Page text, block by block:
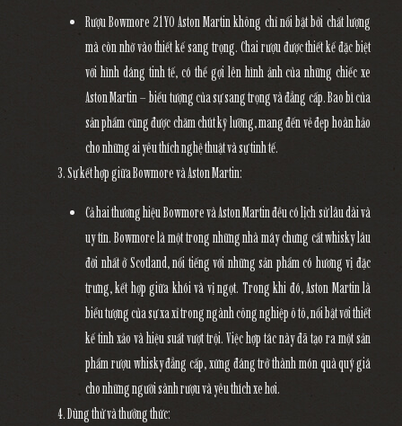
Rượu Bowmore 21YO Aston Martin không chỉ nổi bật bởi chất lượng
mà còn nhờ vào thiết kế sang trọng. Chai rượu được thiết kế đặc biệt
với hình dáng tinh tế, có thể gợi lên hình ảnh của những chiếc xe
Aston Martin – biểu tượng của sự sang trọng và đẳng cấp. Bao bì của
sản phẩm cũng được chăm chút kỹ lưỡng, mang đến vẻ đẹp hoàn hảo
cho những ai yêu thích nghệ thuật và sự tinh tế.
Sự kết hợp giữa Bowmore và Aston Martin:
Cả hai thương hiệu Bowmore và Aston Martin đều có lịch sử lâu dài và
uy tín. Bowmore là một trong những nhà máy chưng cất whisky lâu
đời nhất ở Scotland, nổi tiếng với những sản phẩm có hương vị đặc
trưng, kết hợp giữa khói và vị ngọt. Trong khi đó, Aston Martin là
biểu tượng của sự xa xỉ trong ngành công nghiệp ô tô, nổi bật với thiết
kế tinh xảo và hiệu suất vượt trội. Việc hợp tác này đã tạo ra một sản
phẩm rượu whisky đẳng cấp, xứng đáng trở thành món quà quý giá
cho những người sành rượu và yêu thích xe hơi.
Dùng thử và thưởng thức: